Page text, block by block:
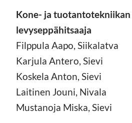
Kone- ja
levyseppähitsaaja
Filppula Aapo, Siikalatva
Karjula Antero, Sievi
Koskela Anton, Sievi
Laitinen Jouni, Nivala
Mustanoja Miska, Sievi